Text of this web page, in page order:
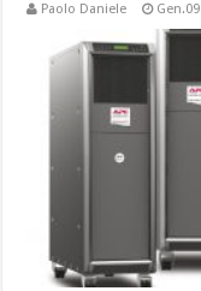
Paolo Daniele Gen.09